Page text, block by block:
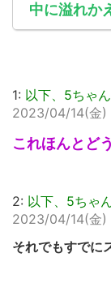
中に溢れか
1: 以下、5ちゃ
2023/04/14(金)
これほんとど
2: 以下、5ちゃ
2023/04/14(金)
それでもすでに